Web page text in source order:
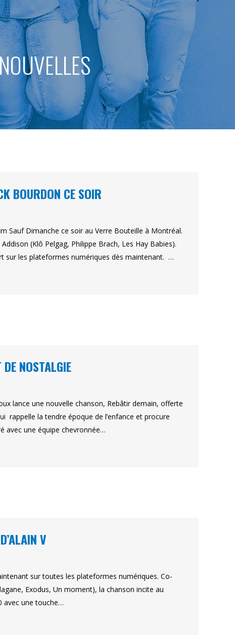
BOURDON CE SOIR
Sauf Dimanche ce soir au Verre Bouteille à Montréal.
(Klô Pelgag, Philippe Brach, Les Hay Babies).
sur les plateformes numériques dès maintenant. …
NOSTALGIE
lance une nouvelle chanson, Rebâtir demain, offerte
rappelle la tendre époque de l’enfance et procure
avec une équipe chevronnée…
V
sur toutes les plateformes numériques. Co-
Exodus, Un moment), la chanson incite au
avec une touche…